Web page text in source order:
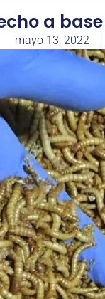
a
mayo 13, 2022